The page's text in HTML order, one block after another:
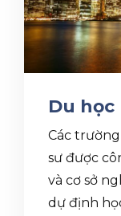
Du học
Các
sư được
và cơ sở
dự định